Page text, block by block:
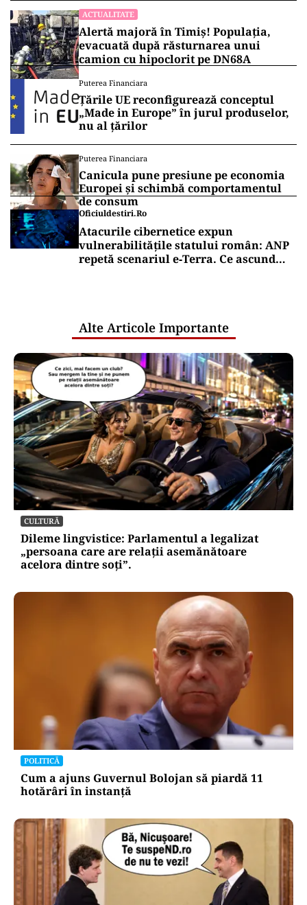
ACTUALITATE
Alertă majoră în Timiș! Populația,
evacuată după răsturnarea unui
camion cu hipoclorit pe DN68A
Puterea Financiara
Țările UE reconfigurează conceptul
„Made in Europe” în jurul produselor,
nu al țărilor
Puterea Financiara
Canicula pune presiune pe economia
Europei și schimbă comportamentul
de consum
Oficiuldestiri.ro
Atacurile cibernetice expun
vulnerabilitățile statului român: ANP
repetă scenariul e‑Terra. Ce ascund
Alte Articole Importante
CULTURĂ
Dileme lingvistice: Parlamentul a legalizat
„persoana care are relații asemănătoare
acelora dintre soți”.
POLITICĂ
Cum a ajuns Guvernul Bolojan să piardă 11
hotărâri în instanță